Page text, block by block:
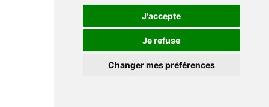
J'accepte
Je refuse
Changer mes préférences